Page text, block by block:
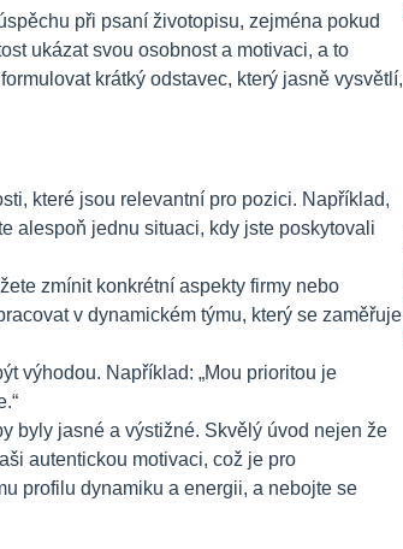
při psaní životopisu, zejména pokud
ukázat svou osobnost a motivaci, a to
krátký odstavec, který jasně vysvětlí,
které jsou relevantní pro pozici. Například,
alespoň jednu situaci, kdy jste poskytovali
zmínit konkrétní aspekty firmy nebo
v dynamickém týmu, který se zaměřuje
výhodou. Například: „Mou prioritou je
byly jasné a výstižné. Skvělý úvod nejen že
autentickou motivaci, což je pro
profilu dynamiku a energii, a nebojte se